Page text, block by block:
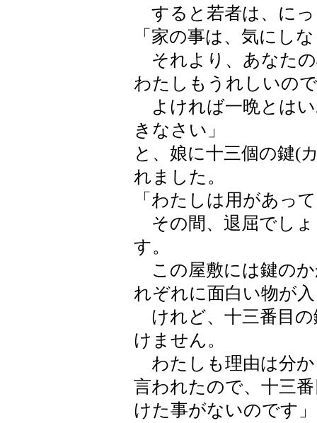
すると若者は、に
「家の事は、気にし
それより、あなた
わたしもうれしいの
よければ一晩とは
きなさい」
と、娘に十三個の鍵(
れました。
「わたしは用があっ
その間、退屈でし
す。
この屋敷には鍵のか
れぞれに面白い物が
けれど、十三番目の
けません。
わたしも理由は分
言われたので、十三
けた事がないのです」